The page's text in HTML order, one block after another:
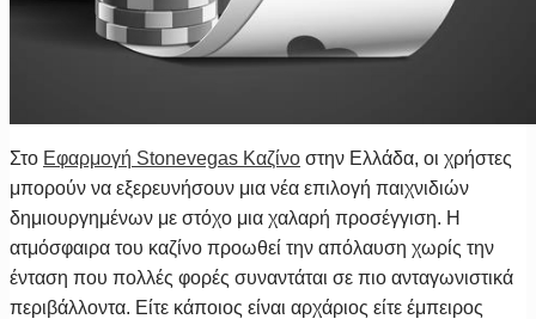
Στο Εφαρμογή Stonevegas Καζίνο στην Ελλάδα, οι χρήστες
μπορούν να εξερευνήσουν μια νέα επιλογή παιχνιδιών
δημιουργημένων με στόχο μια χαλαρή προσέγγιση. Η
ατμόσφαιρα του καζίνο προωθεί την απόλαυση χωρίς την
ένταση που πολλές φορές συναντάται σε πιο ανταγωνιστικά
περιβάλλοντα. Είτε κάποιος είναι αρχάριος είτε έμπειρος